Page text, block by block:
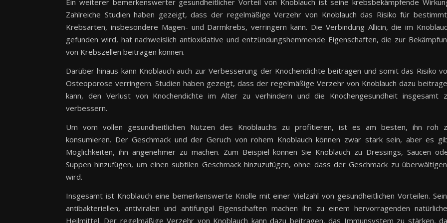
Ein weiterer bemerkenswerter gesundheitlicher Vorteil von Knoblauch ist seine krebsbekämpfende
Zahlreiche Studien haben gezeigt, dass der regelmäßige Verzehr von Knoblauch das Risiko für
Krebsarten, insbesondere Magen- und Darmkrebs, verringern kann. Die Verbindung Allicin, die im
gefunden wird, hat nachweislich antioxidative und entzündungshemmende Eigenschaften, die zur
von Krebszellen beitragen können.
Darüber hinaus kann Knoblauch auch zur Verbesserung der Knochendichte beitragen und somit das Risiko
Osteoporose verringern. Studien haben gezeigt, dass der regelmäßige Verzehr von Knoblauch dazu
kann, den Verlust von Knochendichte im Alter zu verhindern und die Knochengesundheit insgesamt
verbessern.
Um vom vollen gesundheitlichen Nutzen des Knoblauchs zu profitieren, ist es am besten, ihn roh
konsumieren. Der Geschmack und der Geruch von rohem Knoblauch können zwar stark sein, aber es
Möglichkeiten, ihn angenehmer zu machen. Zum Beispiel können Sie Knoblauch zu Dressings, Saucen
Suppen hinzufügen, um einen subtilen Geschmack hinzuzufügen, ohne dass der Geschmack zu
wird.
Insgesamt ist Knoblauch eine bemerkenswerte Knolle mit einer Vielzahl von gesundheitlichen Vorteilen.
antibakteriellen, antiviralen und antifungal Eigenschaften machen ihn zu einem hervorragenden
Heilmittel. Der regelmäßige Verzehr von Knoblauch kann dazu beitragen, das Immunsystem zu stärken,